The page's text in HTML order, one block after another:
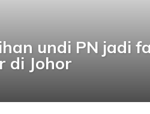
undi PN jadi
di Johor